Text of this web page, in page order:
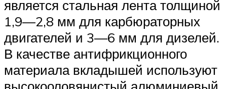
является стальная лента толщиной
1,9—2,8 мм для карбюраторных
двигателей и 3—6 мм для дизелей.
В качестве антифрикционного
материала вкладышей используют